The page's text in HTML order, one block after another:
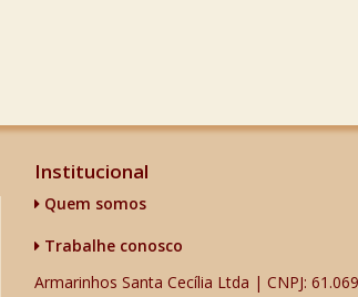
Institucional
Quem somos
Trabalhe conosco
Armarinhos Santa Cecília Ltda | CNPJ: